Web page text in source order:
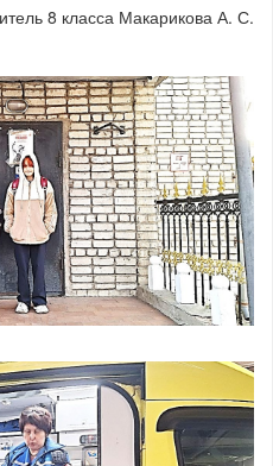
8 класса Макарикова А. С.